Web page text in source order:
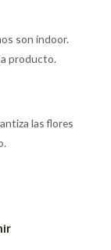
son indoor.
producto.
las flores